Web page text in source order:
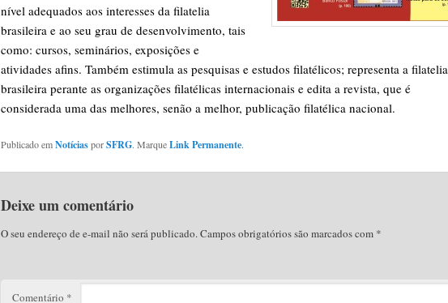
nível adequados aos interesses da filatelia
brasileira e ao seu grau de desenvolvimento, tais
como: cursos, seminários, exposições e
atividades afins. Também estimula as pesquisas e estudos filatélicos; representa a filatelia
brasileira perante as organizações filatélicas internacionais e edita a revista, que é
considerada uma das melhores, senão a melhor, publicação filatélica nacional.
Publicado emNotíciasporSFRG. MarqueLink Permanente.
Deixe um comentário
O seu endereço de e-mail não será publicado.Campos obrigatórios são marcados com *
Comentário *